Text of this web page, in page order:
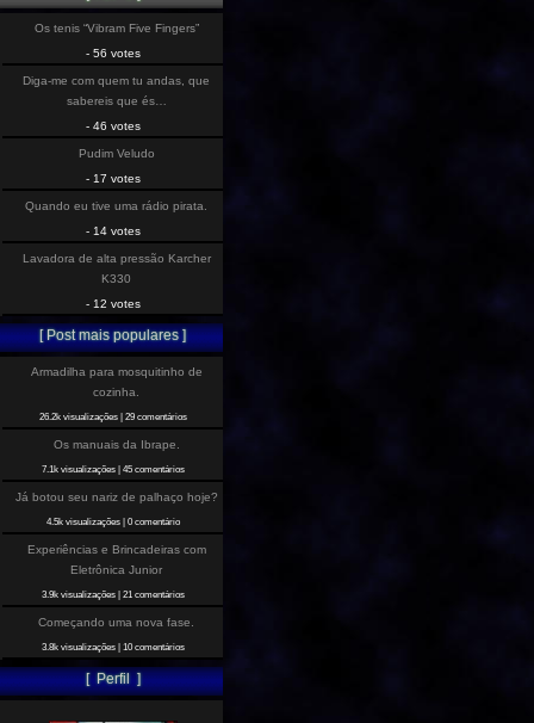
Os tenis “Vibram Five Fingers”
- 56 votes
Diga-me com quem tu andas, que
sabereis que és…
- 46 votes
Pudim Veludo
- 17 votes
Quando eu tive uma rádio pirata.
- 14 votes
Lavadora de alta pressão Karcher
K330
- 12 votes
[ Post mais populares ]
Armadilha para mosquitinho de
cozinha.
26.2k visualizações| 29 comentários
Os manuais da Ibrape.
7.1k visualizações| 45 comentários
Já botou seu nariz de palhaço hoje?
4.5k visualizações| 0 comentário
Experiências e Brincadeiras com
Eletrônica Junior
3.9k visualizações| 21 comentários
Começando uma nova fase.
3.8k visualizações| 10 comentários
[ Perfil ]